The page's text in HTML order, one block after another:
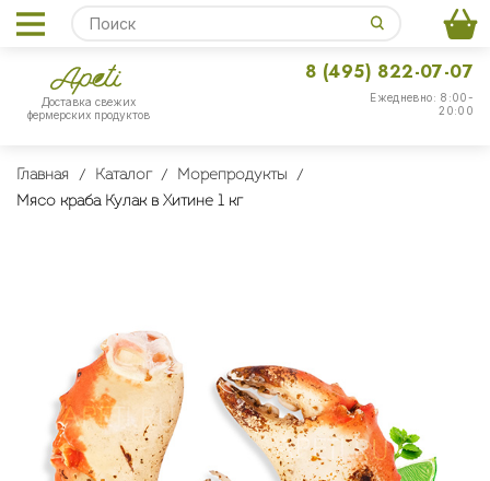
Доставка свежих
фермерских продуктов
Ежедневно: 8:00-
20:00
8 (495) 822-07-07
Главная Каталог
Морепродукты
Мясо краба Кулак в Хитине 1 кг